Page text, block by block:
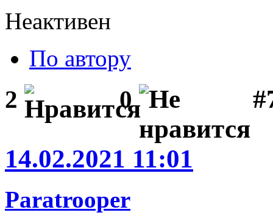
Неактивен
По автору
2 0
14.02.2021 11:01
Paratrooper